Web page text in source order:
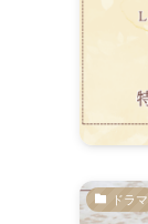
ドラマ